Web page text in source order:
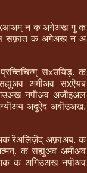
न क अगेअख गु क
सफ़ात क अगेअख न अ
सxउयिड़. क
अमीअव सxऎयब
नपॊअव अजॊइअल
अदुऐद अबॊउअख.
रॆअलिज़ॆद् अफ़ाअब. क
क सह्युअव अमीअव
क अगिउअख नपॊअव